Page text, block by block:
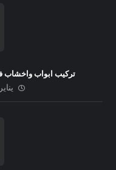
تركيب ابواب واخشاب في دبي
يناير 21, 2025